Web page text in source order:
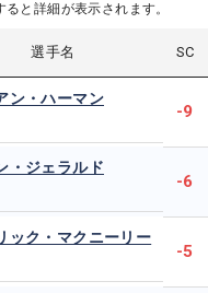
と詳細が表示されます。
選手名 SC
ン・ハーマン
-9
・ジェラルド
-6
ック・マクニーリー
-5